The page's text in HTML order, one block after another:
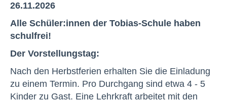
26.11.2026
Alle Schüler:innen der Tobias-Schule haben
schulfrei!
Der Vorstellungstag:
Nach den Herbstferien erhalten Sie die Einladung
zu einem Termin. Pro Durchgang sind etwa 4 - 5
Kinder zu Gast. Eine Lehrkraft arbeitet mit den